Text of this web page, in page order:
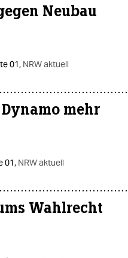
Neubau
01, NRW aktuell
mehr
01, NRW aktuell
Wahlrecht